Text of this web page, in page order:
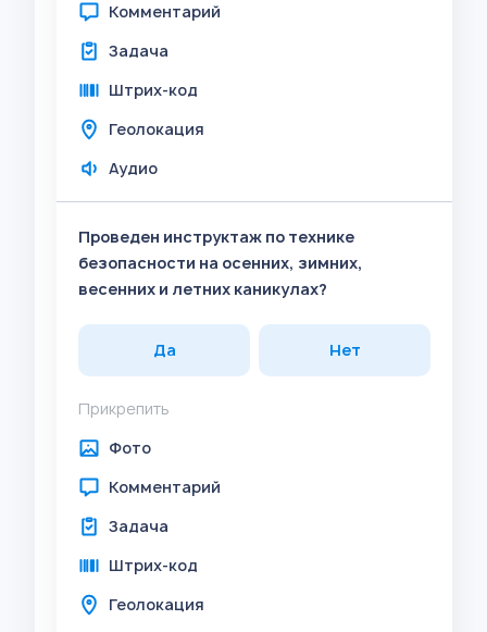
Комментарий
Задача
Штрих-код
Геолокация
Аудио
Проведен инструктаж по технике
безопасности на осенних, зимних,
весенних и летних каникулах?
Да Нет
Прикрепить
Фото
Комментарий
Задача
Штрих-код
Геолокация